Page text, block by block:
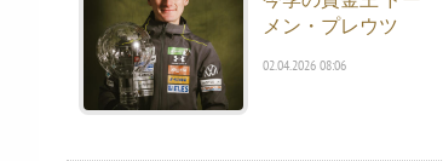
メン・プレウツ
02.04.2026 08:06